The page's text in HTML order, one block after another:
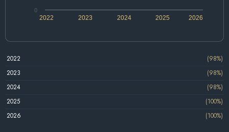
2022 2024 2026
2023 2025
0
2022
(98%)
2023
(98%)
2024
(98%)
2025
(100%)
2026
(100%)